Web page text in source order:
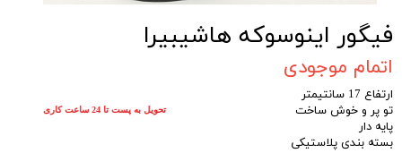
فیگور اینوسوکه هاشیبیرا
اتمام موجودی
ارتفاع 17 سانتیمتر
تو پر و خوش ساخت
پایه دار
بسته بندی پلاستیکی
تحویل به پست تا 24 ساعت کاری